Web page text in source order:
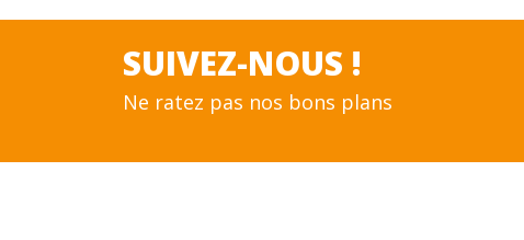
SUIVEZ-NOUS !
Ne ratez pas nos bons plans